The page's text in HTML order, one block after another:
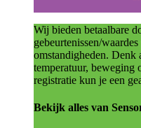
Wij bieden betaalbare
gebeurtenissen/
omstandigheden. Denk
temperatuur, beweging
registratie kun je een
Bekijk alles van